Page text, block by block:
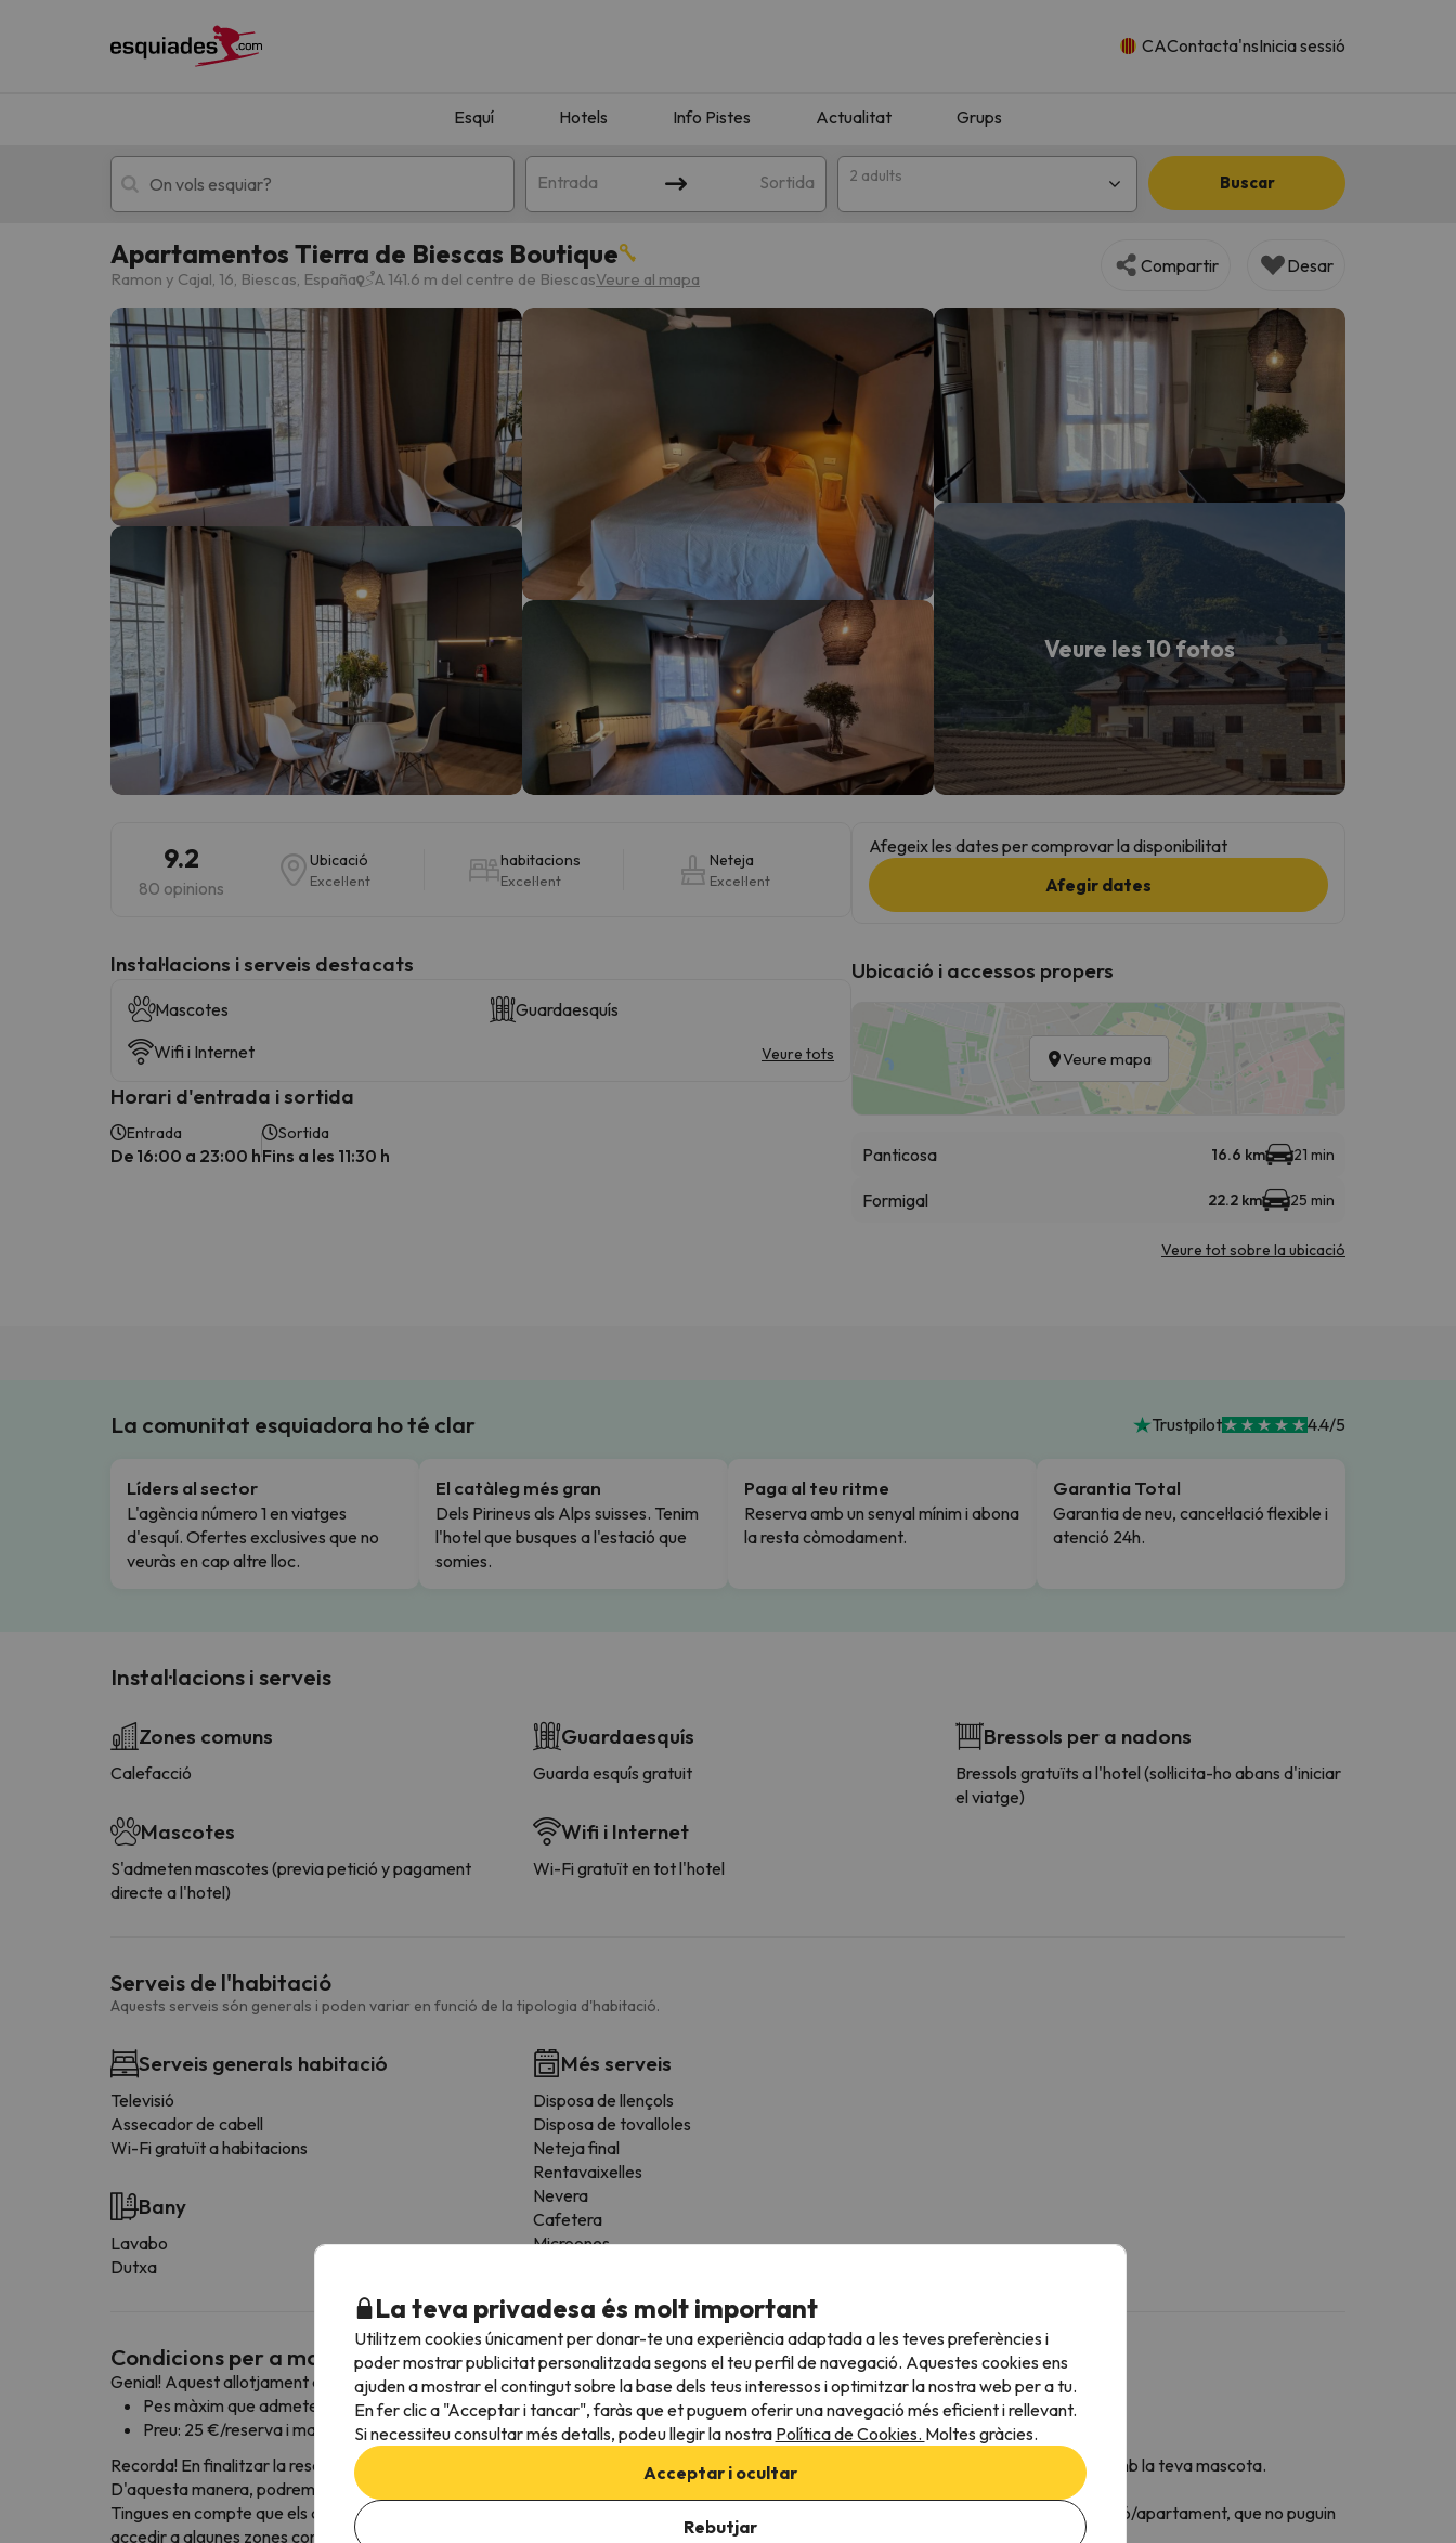
CAContacta'nsInicia sessió
Esquí Hotels Info Pistes Actualitat Grups
Entrada Sortida 2 adults Buscar
Esquí Escapades
!Vaja! No hem trobat resultats que coincideixin amb la teva cerca. Intenteu modificar la destinació.
Vaja! Sembla que el nostre cercador ha perdut el nord. Quan trobi la seva brúixola torna.
Apartamentos Tierra de Biescas Boutique
Ramon y Cajal, 16, Biescas, España A 141.6 m del centre de BiescasVeure al mapa
Compartir Desar
Veure les 10 fotos
9.2
80 opinions
Ubicació
Excel·lent
habitacions
Excel·lent
Neteja
Excel·lent
Instal·lacions i serveis destacats
Mascotes
Guardaesquís
Wifi i Internet
Veure tots
Horari d'entrada i sortida
Entrada
De 16:00 a 23:00 h
Sortida
Fins a les 11:30 h
Afegeix les dates per comprovar la disponibilitat
Afegir dates
Ubicació i accessos propers
Veure mapa
Panticosa 16.6 km 21 min
Formigal 22.2 km 25 min
Veure tot sobre la ubicació
La comunitat esquiadora ho té clar Trustpilot 4.4/5
Líders al sector
L'agència número 1 en viatges
d'esquí. Ofertes exclusives que no
veuràs en cap altre lloc.
El catàleg més gran
Dels Pirineus als Alps suisses. Tenim
l'hotel que busques a l'estació que
somies.
Paga al teu ritme
Reserva amb un senyal mínim i abona
la resta còmodament.
Garantia Total
Garantia de neu, cancel·lació flexible i
atenció 24h.
Instal·lacions i serveis
Zones comuns
Calefacció
Mascotes
S'admeten mascotes (previa petició y pagament
directe a l'hotel)
Guardaesquís
Guarda esquís gratuit
Wifi i Internet
Wi-Fi gratuït en tot l'hotel
Bressols per a nadons
Bressols gratuïts a l'hotel (sol·licita-ho abans d'iniciar
el viatge)
Serveis de l'habitació
Aquests serveis són generals i poden variar en funció de la tipologia d'habitació.
Serveis generals habitació
Televisió
Assecador de cabell
Wi-Fi gratuït a habitacions
Bany
Lavabo
Dutxa
Més serveis
Disposa de llençols
Disposa de tovalloles
Neteja final
Rentavaixelles
Nevera
Cafetera
Microones
Condicions per a mascotes
Genial! Aquest allotjament admet mascotes amb les condicions següents:
Pes màxim que admeten: sense límit de pes!
Preu: 25 €/reserva i mascota
Recorda! En finalitzar la reserva, és imprescindible que ens enviïs un missatge a través delapartat de contacte
informant que viatjaràs amb la teva mascota.
D'aquesta manera, podrem avisar l'allotjament perquè ho tinguin tot llest en arribar.
Tingues en compte que els allotjaments poden tenir condicions específiques sobre les mascotes (que no es puguin quedar sols a l'habitació/apartament, que no puguin
accedir a algunes zones concretes de l'hotel etc.).
La teva privadesa és molt important
Utilitzem cookies únicament per donar-te una experiència adaptada a les teves preferències i
poder mostrar publicitat personalitzada segons el teu perfil de navegació. Aquestes cookies ens
ajuden a mostrar el contingut sobre la base dels teus interessos i optimitzar la nostra web per a tu.
En fer clic a "Acceptar i tancar", faràs que et puguem oferir una navegació més eficient i rellevant.
Si necessiteu consultar més detalls, podeu llegir la nostra Política de Cookies. Moltes gràcies.
Acceptar i ocultar
Rebutjar